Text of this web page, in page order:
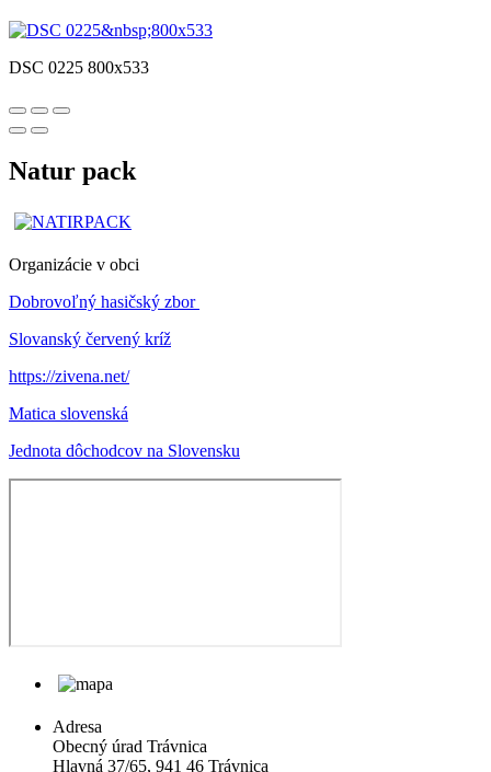
DSC 0225 800x533
Natur pack
Organizácie v obci
Dobrovoľný hasičský zbor
Slovanský červený kríž
https://zivena.net/
Matica slovenská
Jednota dôchodcov na Slovensku
Adresa
Obecný úrad Trávnica
Hlavná 37/65, 941 46 Trávnica